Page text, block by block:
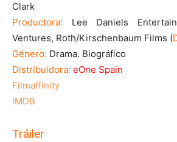
Clark
Productora: Lee Daniels
Ventures, Roth/Kirschenbaum Films (
Género: Drama. Biográfico
Distribuidora: eOne Spain
Filmaffinity
IMDB
Tráiler